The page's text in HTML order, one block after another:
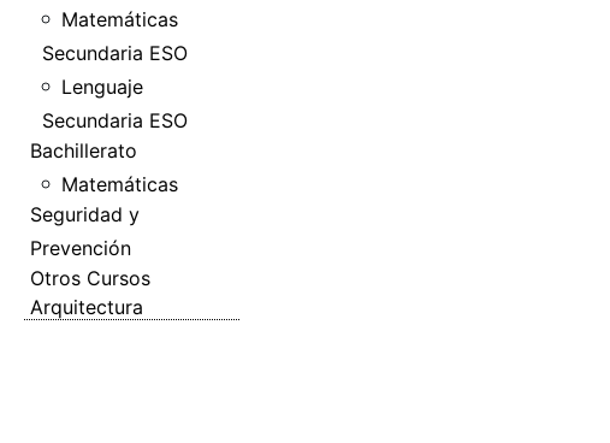
Matemáticas
Secundaria ESO
Lenguaje
Secundaria ESO
Bachillerato
Matemáticas
Seguridad y
Prevención
Otros Cursos
Arquitectura